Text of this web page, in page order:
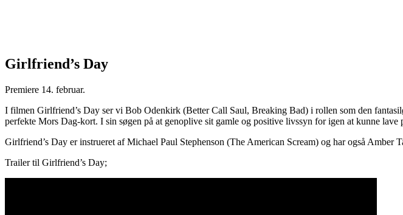
Girlfriend’s Day
Premiere 14. februar.
I filmen Girlfriend’s Day ser vi Bob Odenkirk (Better Call Saul, Breaking Bad) i rollen som den
perfekte Mors Dag-kort. I sin søgen på at genoplive sit gamle og positive livssyn for igen at kunne
Girlfriend’s Day er instrueret af Michael Paul Stephenson (The American Scream) og har også
Trailer til Girlfriend’s Day;